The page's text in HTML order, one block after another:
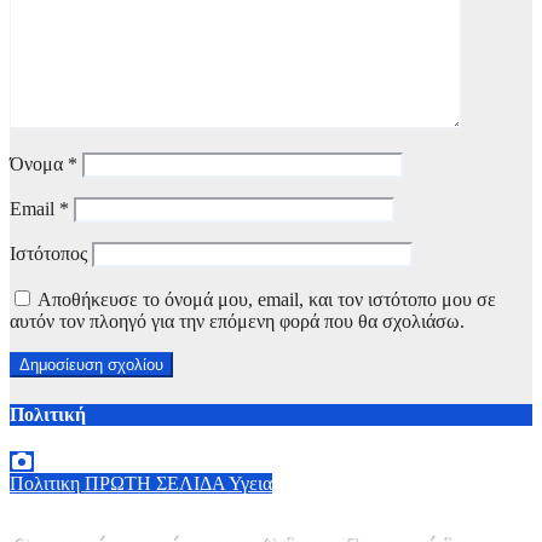
Όνομα *
Email *
Ιστότοπος
Αποθήκευσε το όνομά μου, email, και τον ιστότοπο μου σε
αυτόν τον πλοηγό για την επόμενη φορά που θα σχολιάσω.
Πολιτική
Πολιτικη ΠΡΩΤΗ ΣΕΛΙΔΑ Υγεια